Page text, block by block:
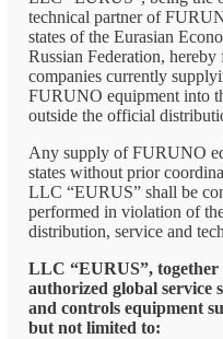
technical partner of
states of the Eurasian
Russian Federation,
companies currently
FURUNO equipment into
outside the official
Any supply of FURUNO
states without prior
LLC “EURUS” shall be
performed in violation of
distribution, service and
LLC “EURUS”,
authorized global service
and controls equipment
but not limited to: